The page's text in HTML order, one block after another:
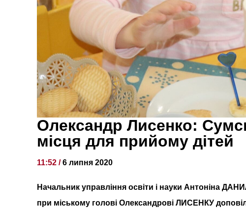
Олександр Лисенко:
місця для прийому дітей
11:52 /6 липня 2020
Начальник управління освіти і науки Антоніна
при міському голові Олександрові ЛИСЕНКУ